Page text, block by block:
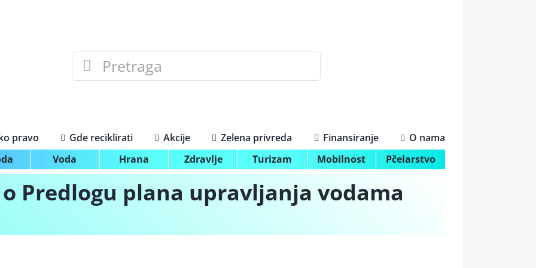
Search
for:
Voda Hrana Zdravlje Turizam Mobilnost Pčelarstvo
pravo Gde reciklirati Akcije Zelena privreda Finansiranje O nama
Predlogu plana upravljanja vodama